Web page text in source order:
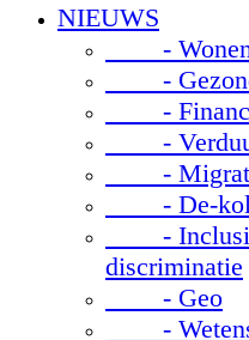
NIEUWS
-
-
-
-
-
- De-
- Inclusie
discriminatie
- Geo
-